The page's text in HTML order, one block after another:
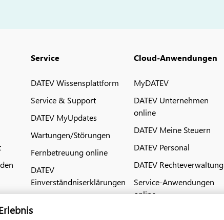
Service
DATEV Wissensplattform
Service & Support
DATEV MyUpdates
Wartungen/Störungen
Fernbetreuung online
DATEV
Einverständniserklärungen
Cloud-Anwendungen
MyDATEV
DATEV Unternehmen
online
DATEV Meine Steuern
DATEV Personal
DATEV Rechteverwaltung
Service-Anwendungen
online